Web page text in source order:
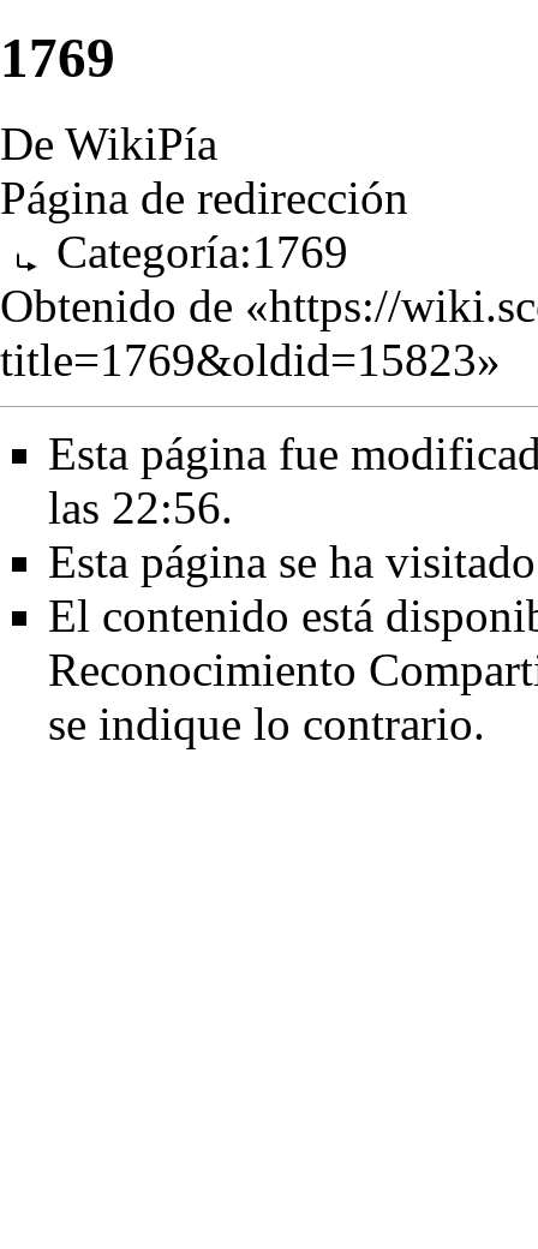
1769
De WikiPía
Página de redirección
Categoría:1769
Obtenido de «https://
title=1769&oldid=15823»
Esta página fue
las 22:56.
Esta página se ha
El contenido está
Reconocimiento
se indique lo contrario.